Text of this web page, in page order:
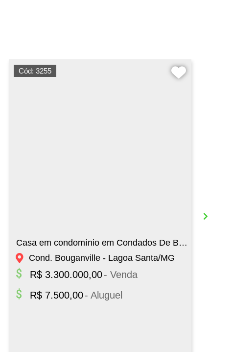
Cód: 3255
Casa em condomínio em Condados De Bouganville com 550.00 m² , 4 quarto(s) , 1 su�...
Cond. Bouganville - Lagoa Santa/MG
R$ 3.300.000,00- Venda
R$ 7.500,00- Aluguel